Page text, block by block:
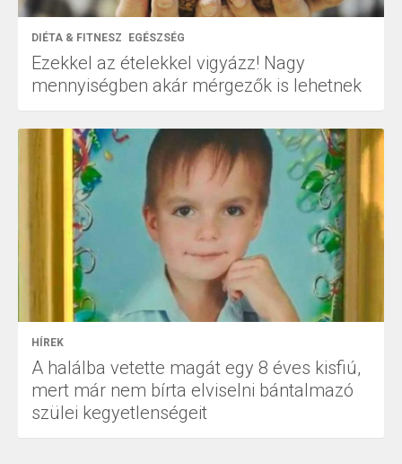
DIÉTA & FITNESZ EGÉSZSÉG
Ezekkel az ételekkel vigyázz! Nagy
mennyiségben akár mérgezők is lehetnek
HÍREK
A halálba vetette magát egy 8 éves kisfiú,
mert már nem bírta elviselni bántalmazó
szülei kegyetlenségeit